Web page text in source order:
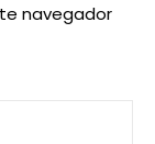
navegador